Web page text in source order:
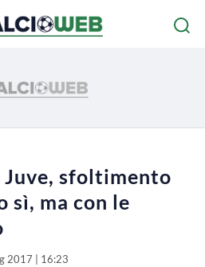
sfoltimento
ma con le
2017 | 16:23